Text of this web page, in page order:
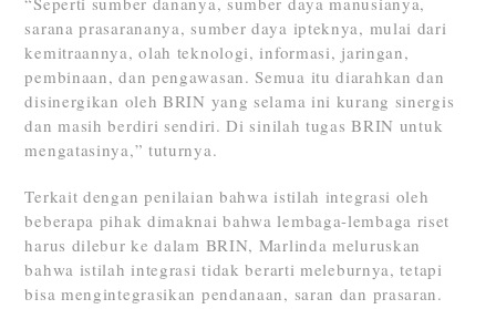
sarana prasarananya, sumber daya ipteknya, mulai dari
kemitraannya, olah teknologi, informasi, jaringan,
pembinaan, dan pengawasan. Semua itu diarahkan dan
disinergikan oleh BRIN yang selama ini kurang sinergis
dan masih berdiri sendiri. Di sinilah tugas BRIN untuk
mengatasinya,” tuturnya.
Terkait dengan penilaian bahwa istilah integrasi oleh
beberapa pihak dimaknai bahwa lembaga-lembaga riset
harus dilebur ke dalam BRIN, Marlinda meluruskan
bahwa istilah integrasi tidak berarti meleburnya, tetapi
bisa mengintegrasikan pendanaan, saran dan prasaran.